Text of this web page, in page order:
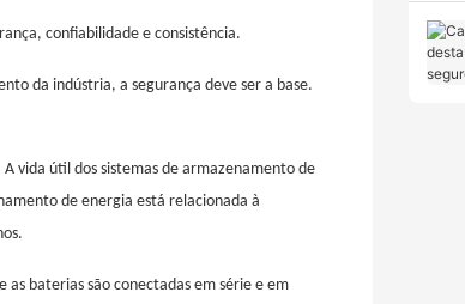
confiabilidade e consistência.
da indústria, a segurança deve ser a base.
vida útil dos sistemas de armazenamento de
de energia está relacionada à
baterias são conectadas em série e em